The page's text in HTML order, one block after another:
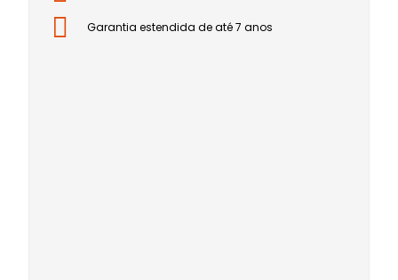
Garantia estendida de até 7 anos